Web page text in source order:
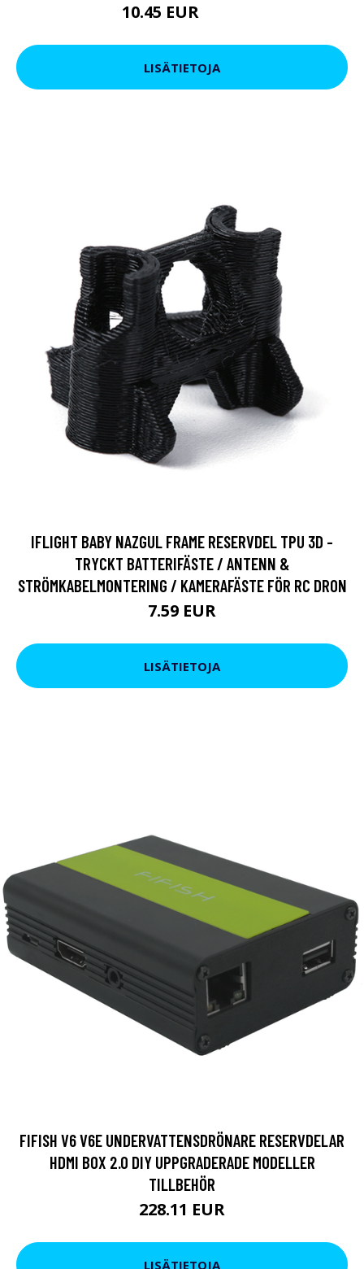
10.45 EUR
LISÄTIETOJA
IFLIGHT BABY NAZGUL FRAME RESERVDEL TPU 3D -
TRYCKT BATTERIFÄSTE / ANTENN &
STRÖMKABELMONTERING / KAMERAFÄSTE FÖR RC DRON
7.59 EUR
LISÄTIETOJA
FIFISH V6 V6E UNDERVATTENSDRÖNARE RESERVDELAR
HDMI BOX 2.0 DIY UPPGRADERADE MODELLER
TILLBEHÖR
228.11 EUR
LISÄTIETOJA